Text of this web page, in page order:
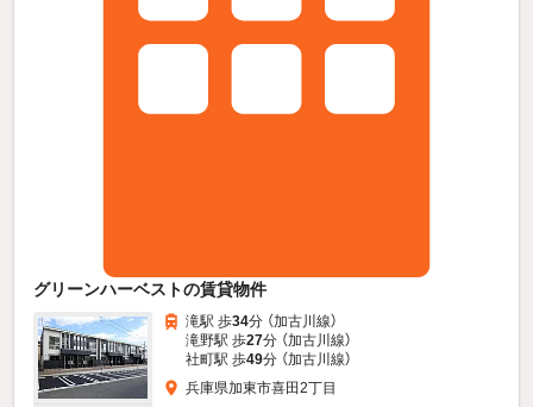
グリーンハーベストの賃貸物件
滝駅 歩34分 （加古川線）
滝野駅 歩27分 （加古川線）
社町駅 歩49分 （加古川線）
兵庫県加東市喜田2丁目